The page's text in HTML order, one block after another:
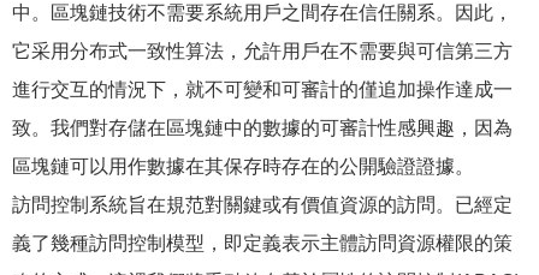
中。區塊鏈技術不需要系統用戶之間存在信任關系。因此，
它采用分布式一致性算法，允許用戶在不需要與可信第三方
進行交互的情況下，就不可變和可審計的僅追加操作達成一
致。我們對存儲在區塊鏈中的數據的可審計性感興趣，因為
區塊鏈可以用作數據在其保存時存在的公開驗證證據。
訪問控制系統旨在規范對關鍵或有價值資源的訪問。已經定
義了幾種訪問控制模型，即定義表示主體訪問資源權限的策